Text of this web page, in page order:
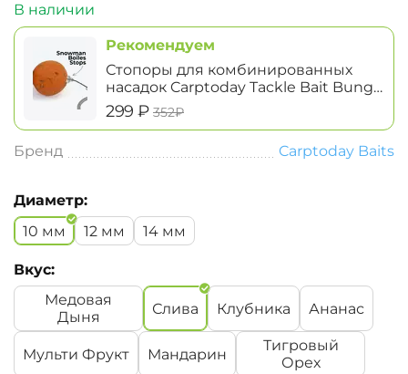
В наличии
Рекомендуем
Стопоры для комбинированных
насадок Carptoday Tackle Bait Bung
Snowman Boiles Stops
‍299‍ ₽ ‍352‍₽
Бренд Carptoday Baits
Диаметр:
10 мм
12 мм 14 мм
Вкус:
Медовая
Дыня
Слива Клубника Ананас
Мульти Фрукт Мандарин
Тигровый
Орех